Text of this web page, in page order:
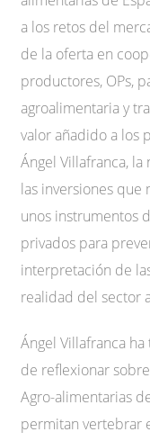
a los retos del
de la oferta en
productores, OPs,
agroalimentaria y
valor añadido a los
Ángel Villafranca,
las inversiones
unos instrumentos
privados para
interpretación de
realidad del sector
Ángel Villafranca
de reflexionar
Agro-alimentarias
permitan vertebrar